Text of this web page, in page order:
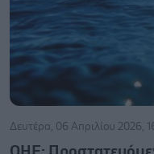
Δευτέρα, 06 Απριλίου 2026,